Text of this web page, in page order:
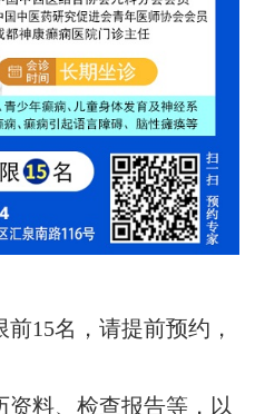
15名，请提前预约，
资料、检查报告等，以